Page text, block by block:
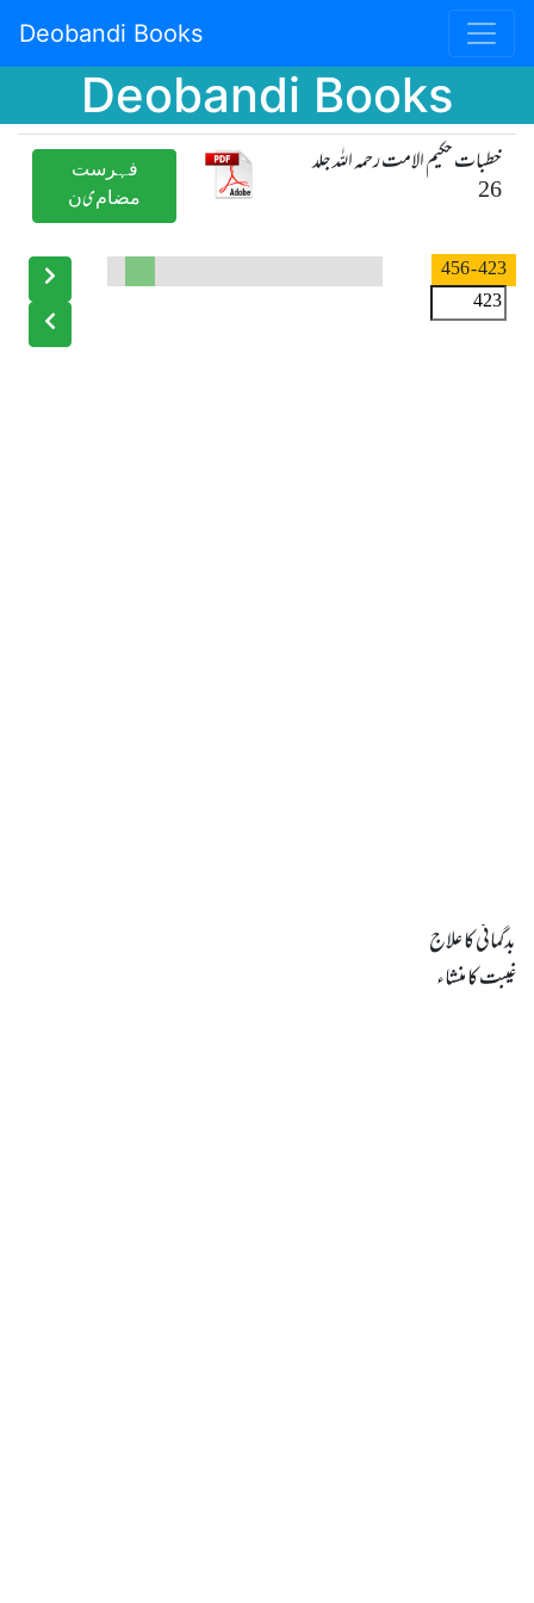
Deobandi Books
Deobandi Books
خطبات حکیم الامت رحمہ اللہ جلد
26
ﻓﮩﺮﺳﺖ
ﻣﻀﺎﻡیﻥ
423
- 456
غیبت کا منشاء